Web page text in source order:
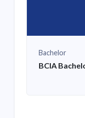
Bachelor
BCIA